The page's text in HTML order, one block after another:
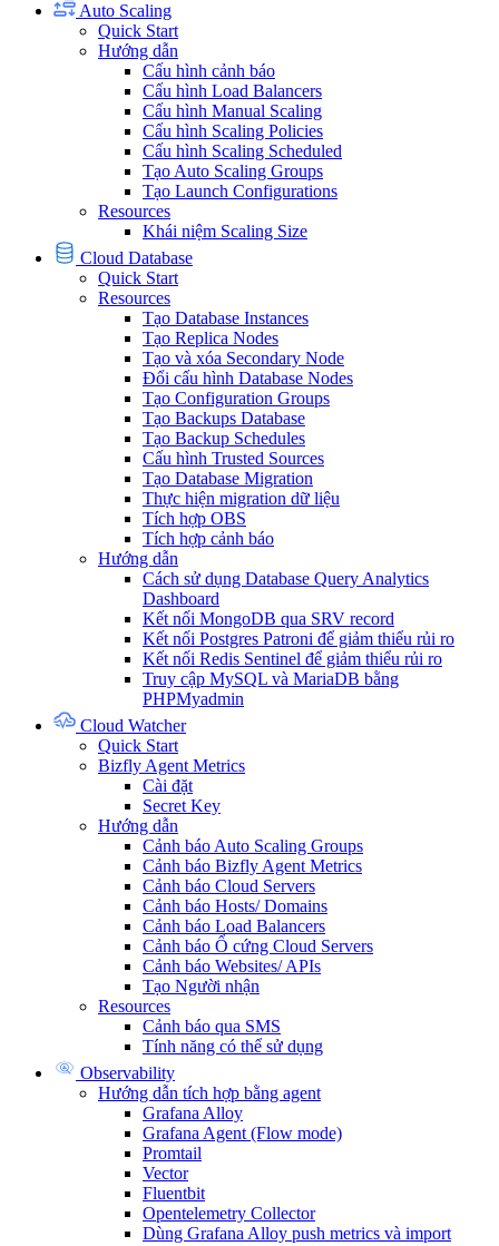
Auto Scaling
Quick Start
Hướng dẫn
Cấu hình cảnh báo
Cấu hình Load Balancers
Cấu hình Manual Scaling
Cấu hình Scaling Policies
Cấu hình Scaling Scheduled
Tạo Auto Scaling Groups
Tạo Launch Configurations
Resources
Khái niệm Scaling Size
Cloud Database
Quick Start
Resources
Tạo Database Instances
Tạo Replica Nodes
Tạo và xóa Secondary Node
Đổi cấu hình Database Nodes
Tạo Configuration Groups
Tạo Backups Database
Tạo Backup Schedules
Cấu hình Trusted Sources
Tạo Database Migration
Thực hiện migration dữ liệu
Tích hợp OBS
Tích hợp cảnh báo
Hướng dẫn
Cách sử dụng Database Query Analytics
Dashboard
Kết nối MongoDB qua SRV record
Kết nối Postgres Patroni để giảm thiểu rủi ro
Kết nối Redis Sentinel để giảm thiểu rủi ro
Truy cập MySQL và MariaDB bằng
PHPMyadmin
Cloud Watcher
Quick Start
Bizfly Agent Metrics
Cài đặt
Secret Key
Hướng dẫn
Cảnh báo Auto Scaling Groups
Cảnh báo Bizfly Agent Metrics
Cảnh báo Cloud Servers
Cảnh báo Hosts/ Domains
Cảnh báo Load Balancers
Cảnh báo Ổ cứng Cloud Servers
Cảnh báo Websites/ APIs
Tạo Người nhận
Resources
Cảnh báo qua SMS
Tính năng có thể sử dụng
Observability
Hướng dẫn tích hợp bằng agent
Grafana Alloy
Grafana Agent (Flow mode)
Promtail
Vector
Fluentbit
Opentelemetry Collector
Dùng Grafana Alloy push metrics và import